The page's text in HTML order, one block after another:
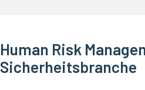
Human Risk
Sicherheitsbranche